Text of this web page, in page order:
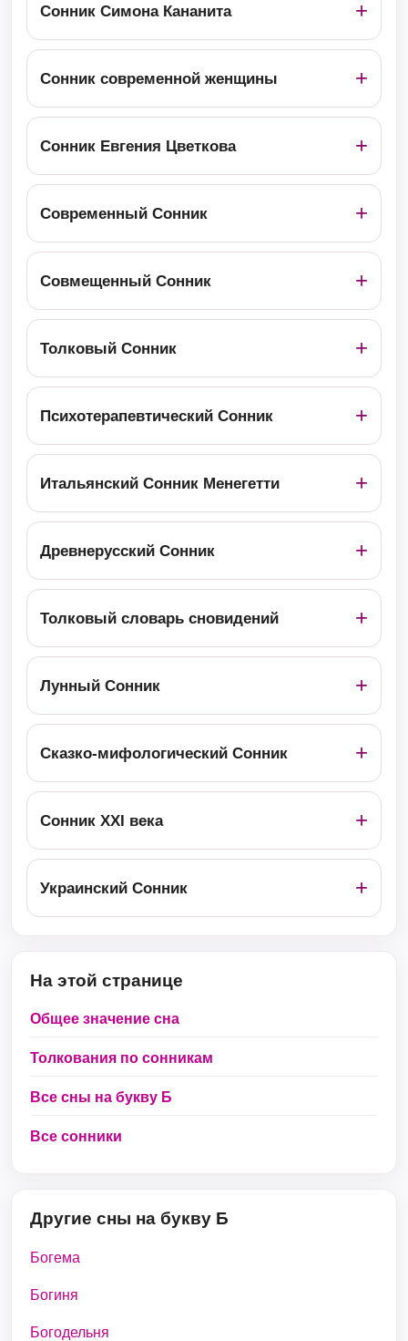
Сонник Симона Кананита
Сонник современной женщины
Сонник Евгения Цветкова
Современный Сонник
Совмещенный Сонник
Толковый Сонник
Психотерапевтический Сонник
Итальянский Сонник Менегетти
Древнерусский Сонник
Толковый словарь сновидений
Лунный Сонник
Сказко-мифологический Сонник
Сонник ХХІ века
Украинский Сонник
На этой странице
Общее значение сна
Толкования по сонникам
Все сны на букву Б
Все сонники
Другие сны на букву Б
Богема
Богиня
Богодельня